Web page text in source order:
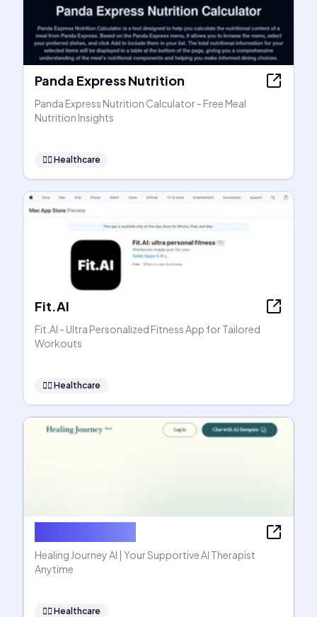
Panda Express Nutrition
Panda Express Nutrition Calculator - Free Meal
Nutrition Insights
👩‍⚕️ Healthcare
Fit.AI
Fit.AI - Ultra Personalized Fitness App for Tailored
Workouts
👩‍⚕️ Healthcare
Healing Journey AI | Your Supportive AI Therapist
Anytime
👩‍⚕️ Healthcare